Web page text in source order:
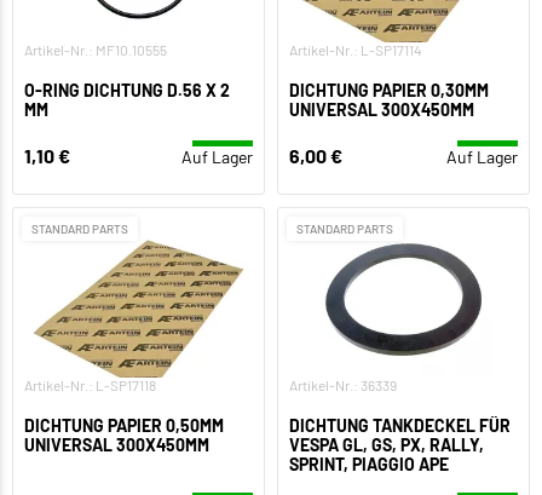
Artikel-Nr.: MF10.10555
O-RING DICHTUNG D.56 X 2
MM
1,10 € Auf Lager
Artikel-Nr.: L-SP17114
DICHTUNG PAPIER 0,30MM
UNIVERSAL 300X450MM
6,00 € Auf Lager
STANDARD PARTS
Artikel-Nr.: L-SP17118
DICHTUNG PAPIER 0,50MM
UNIVERSAL 300X450MM
STANDARD PARTS
Artikel-Nr.: 36339
DICHTUNG TANKDECKEL FÜR
VESPA GL, GS, PX, RALLY,
SPRINT, PIAGGIO APE